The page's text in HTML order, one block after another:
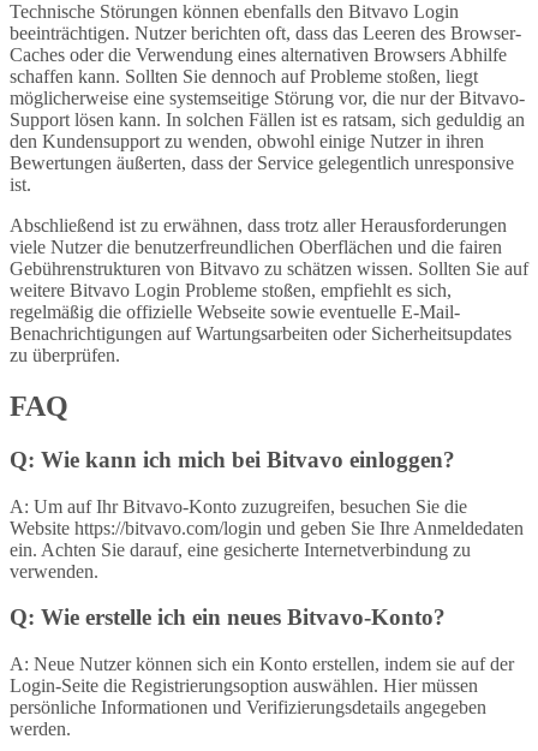
Technische Störungen können ebenfalls den Bitvavo Login
beeinträchtigen. Nutzer berichten oft, dass das Leeren des Browser-
Caches oder die Verwendung eines alternativen Browsers Abhilfe
schaffen kann. Sollten Sie dennoch auf Probleme stoßen, liegt
möglicherweise eine systemseitige Störung vor, die nur der Bitvavo-
Support lösen kann. In solchen Fällen ist es ratsam, sich geduldig an
den Kundensupport zu wenden, obwohl einige Nutzer in ihren
Bewertungen äußerten, dass der Service gelegentlich unresponsive
ist.
Abschließend ist zu erwähnen, dass trotz aller Herausforderungen
viele Nutzer die benutzerfreundlichen Oberflächen und die fairen
Gebührenstrukturen von Bitvavo zu schätzen wissen. Sollten Sie auf
weitere Bitvavo Login Probleme stoßen, empfiehlt es sich,
regelmäßig die offizielle Webseite sowie eventuelle E-Mail-
Benachrichtigungen auf Wartungsarbeiten oder Sicherheitsupdates
zu überprüfen.
FAQ
Q: Wie kann ich mich bei Bitvavo einloggen?
A: Um auf Ihr Bitvavo-Konto zuzugreifen, besuchen Sie die
Website https://bitvavo.com/login und geben Sie Ihre Anmeldedaten
ein. Achten Sie darauf, eine gesicherte Internetverbindung zu
verwenden.
Q: Wie erstelle ich ein neues Bitvavo-Konto?
A: Neue Nutzer können sich ein Konto erstellen, indem sie auf der
Login-Seite die Registrierungsoption auswählen. Hier müssen
persönliche Informationen und Verifizierungsdetails angegeben
werden.